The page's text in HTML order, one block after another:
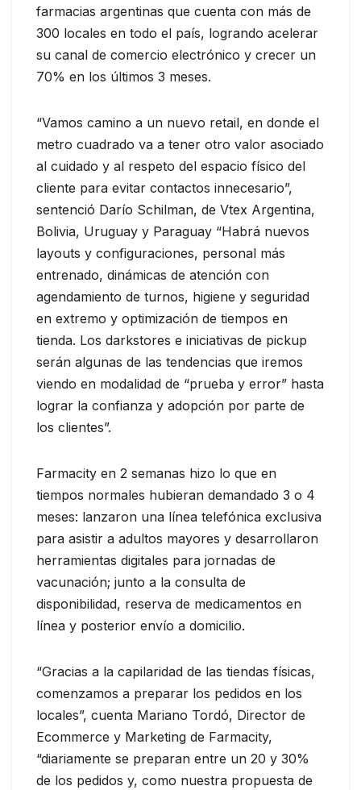
farmacias argentinas que cuenta con más de
300 locales en todo el país, logrando acelerar
su canal de comercio electrónico y crecer un
70% en los últimos 3 meses.
“Vamos camino a un nuevo retail, en donde el
metro cuadrado va a tener otro valor asociado
al cuidado y al respeto del espacio físico del
cliente para evitar contactos innecesario”,
sentenció Darío Schilman, de Vtex Argentina,
Bolivia, Uruguay y Paraguay “Habrá nuevos
layouts y configuraciones, personal más
entrenado, dinámicas de atención con
agendamiento de turnos, higiene y seguridad
en extremo y optimización de tiempos en
tienda. Los darkstores e iniciativas de pickup
serán algunas de las tendencias que iremos
viendo en modalidad de “prueba y error” hasta
lograr la confianza y adopción por parte de
los clientes”.
Farmacity en 2 semanas hizo lo que en
tiempos normales hubieran demandado 3 o 4
meses: lanzaron una línea telefónica exclusiva
para asistir a adultos mayores y desarrollaron
herramientas digitales para jornadas de
vacunación; junto a la consulta de
disponibilidad, reserva de medicamentos en
línea y posterior envío a domicilio.
“Gracias a la capilaridad de las tiendas físicas,
comenzamos a preparar los pedidos en los
locales”, cuenta Mariano Tordó, Director de
Ecommerce y Marketing de Farmacity,
“diariamente se preparan entre un 20 y 30%
de los pedidos y, como nuestra propuesta de